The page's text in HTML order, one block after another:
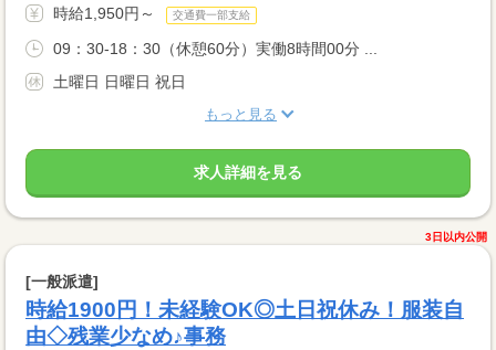
時給1,950円～ 交通費一部支給
09：30-18：30（休憩60分）実働8時間00分 ...
土曜日 日曜日 祝日
もっと見る
求人詳細を見る
3日以内公開
[一般派遣]
時給1900円！未経験OK◎土日祝休み！服装自
由◇残業少なめ♪事務